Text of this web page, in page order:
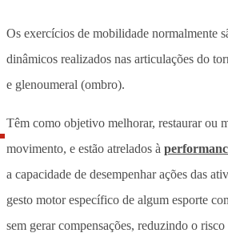
Os exercícios de mobilidade normalmente
dinâmicos realizados nas articulações do
e glenoumeral (ombro).
Têm como objetivo melhorar, restaurar ou
movimento, e estão atrelados à
a capacidade de desempenhar ações das
gesto motor específico de algum esporte
sem gerar compensações, reduzindo o risco